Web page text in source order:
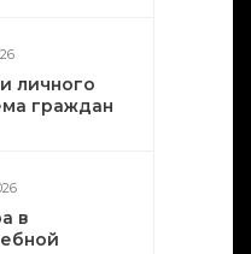
личного
граждан
в